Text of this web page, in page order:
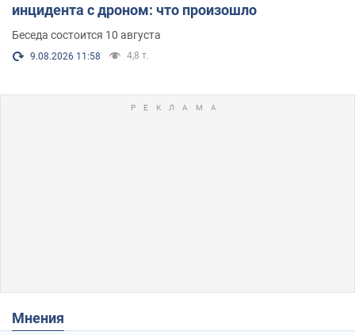
инцидента с дроном: что произошло
Беседа состоится 10 августа
9.08.2026 11:58 4,8 т.
Мнения